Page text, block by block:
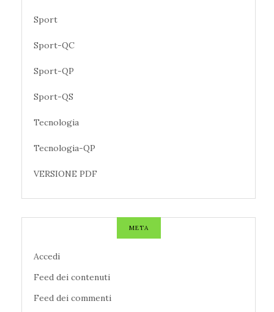
Sport
Sport-QC
Sport-QP
Sport-QS
Tecnologia
Tecnologia-QP
VERSIONE PDF
META
Accedi
Feed dei contenuti
Feed dei commenti